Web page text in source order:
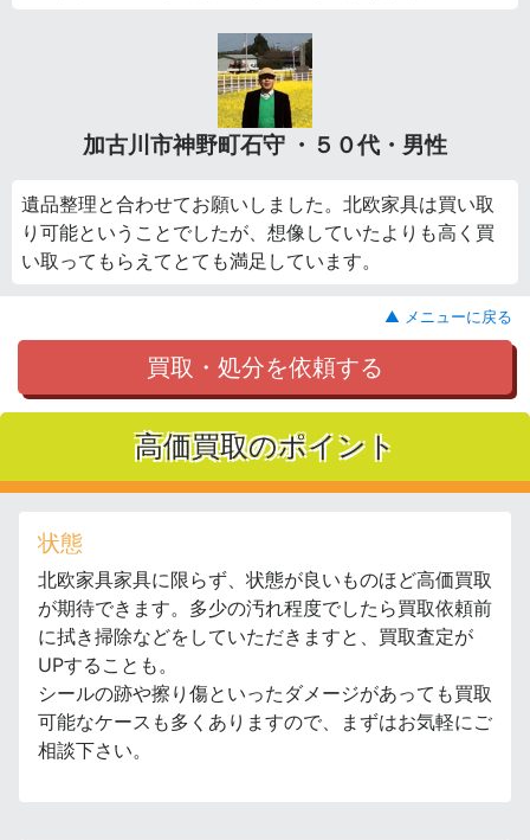
加古川市神野町石守 ・５０代・男性
遺品整理と合わせてお願いしました。北欧家具は買い取
り可能ということでしたが、想像していたよりも高く買
い取ってもらえてとても満足しています。
▲ メニューに戻る
買取・処分を依頼する
高価買取のポイント
状態
北欧家具家具に限らず、状態が良いものほど高価買取
が期待できます。多少の汚れ程度でしたら買取依頼前
に拭き掃除などをしていただきますと、買取査定が
UPすることも。
シールの跡や擦り傷といったダメージがあっても買取
可能なケースも多くありますので、まずはお気軽にご
相談下さい。